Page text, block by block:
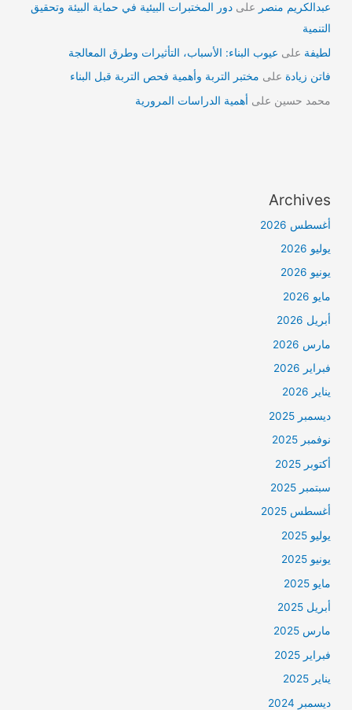
عبدالكريم منصر علىدور المختبرات البيئية في حماية البيئة وتحقيق
التنمية
لطيفة على عيوب البناء: الأسباب، التأثيرات وطرق المعالجة
فاتن زيادة على مختبر التربة وأهمية فحص التربة قبل البناء
محمد حسين على أهمية الدراسات المرورية
Archives
أغسطس 2026
يوليو 2026
يونيو 2026
مايو 2026
أبريل 2026
مارس 2026
فبراير 2026
يناير 2026
ديسمبر 2025
نوفمبر 2025
أكتوبر 2025
سبتمبر 2025
أغسطس 2025
يوليو 2025
يونيو 2025
مايو 2025
أبريل 2025
مارس 2025
فبراير 2025
يناير 2025
ديسمبر 2024